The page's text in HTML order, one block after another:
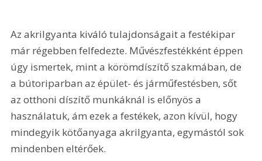
Az akrilgyanta kiváló tulajdonságait a festékipar
már régebben felfedezte. Művészfestékként éppen
úgy ismertek, mint a körömdíszítő szakmában, de
a bútoriparban az épület- és ­járműfestésben, sőt
az otthoni díszítő munkáknál is előnyös a
használatuk, ám ezek a festékek, azon kívül, hogy
mindegyik kötőanyaga akrilgyanta, egymástól sok
mindenben eltérőek.